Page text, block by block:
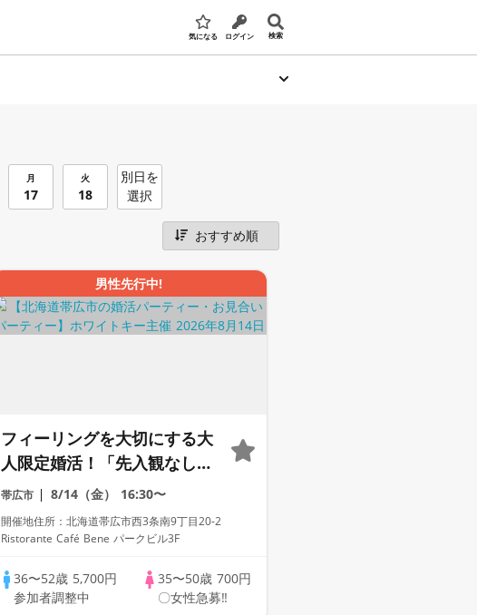
気になる ログイン 検索
月
17
火
18
別日を
選択
男性先行中!
フィーリングを大切にする大
人限定婚活！「先入観なしで
出会う★年齢非公開パーティ
ー」着席式全員会
話/WhiteKey AI Matching/
帯広市 8/14（金） 16:30〜
開催地住所：北海道帯広市西3条南9丁目20-2
Ristorante Café Bene パークビル3F
36〜52歳 5,700円
参加者調整中
35〜50歳 700円
〇女性急募‼